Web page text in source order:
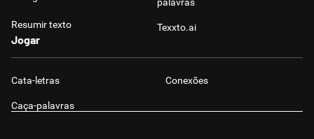
Resumir texto Texxto.ai
Jogar
Cata-letras Conexões
Caça-palavras